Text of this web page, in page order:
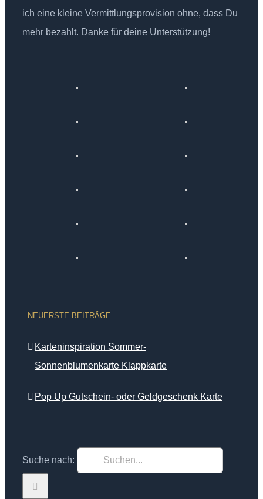
ich eine kleine Vermittlungsprovision ohne, dass Du
mehr bezahlt. Danke für deine Unterstützung!
NEUERSTE BEITRÄGE
Karteninspiration Sommer-
Sonnenblumenkarte Klappkarte
Pop Up Gutschein- oder Geldgeschenk Karte
Suche nach: